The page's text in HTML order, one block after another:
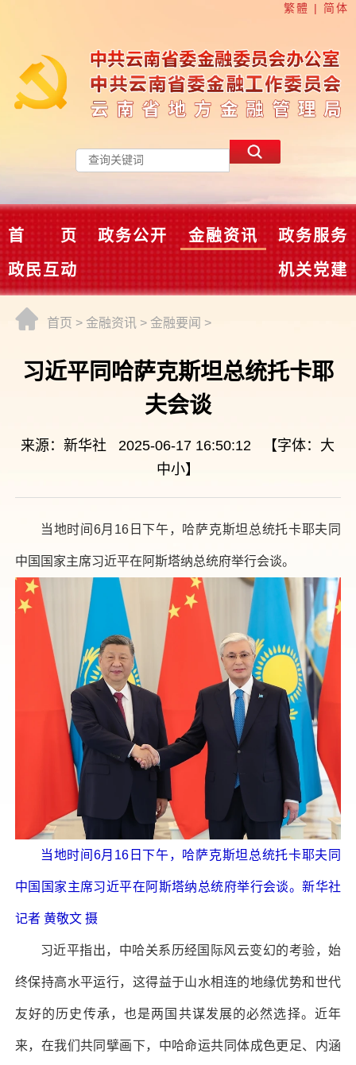
繁體 | 简体
首 页 政务公开 金融资讯
政务服务
政民互动
机关党建
首页 > 金融资讯 > 金融要闻 >
习近平同哈萨克斯坦总统托卡耶
夫会谈
来源：新华社 2025-06-17 16:50:12 【字体： 大
中小】
当地时间6月16日下午，哈萨克斯坦总统托卡耶夫同
中国国家主席习近平在阿斯塔纳总统府举行会谈。
当地时间6月16日下午，哈萨克斯坦总统托卡耶夫同
中国国家主席习近平在阿斯塔纳总统府举行会谈。新华社
记者 黄敬文 摄
习近平指出，中哈关系历经国际风云变幻的考验，始
终保持高水平运行，这得益于山水相连的地缘优势和世代
友好的历史传承，也是两国共谋发展的必然选择。近年
来，在我们共同擘画下，中哈命运共同体成色更足、内涵